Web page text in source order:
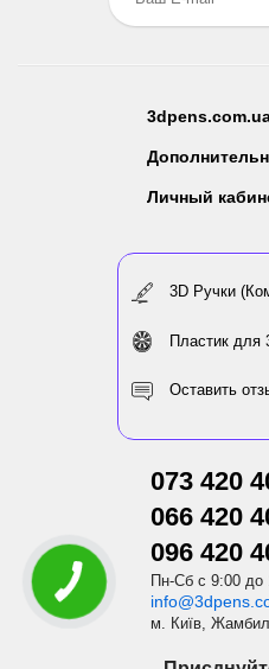
Личный
3D Ручки
Пластик для
Оставить
073 420
066 420
096 420
Пн-Сб с 9:00 до
м. Київ,